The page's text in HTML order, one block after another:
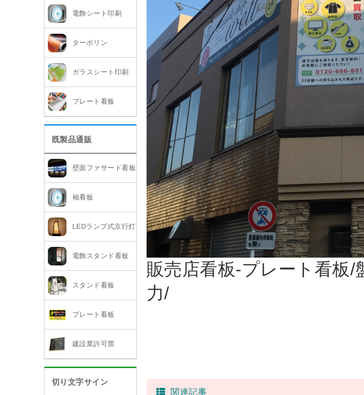
電飾シート印刷
ターポリン
ガラスシート印刷
プレート看板
既製品通販
壁面ファサード看板
袖看板
LEDランプ式京行灯
電飾スタンド看板
スタンド看板
プレート看板
建設業許可票
切り文字サイン
販売店看板-プレート看板
力/
関連記事